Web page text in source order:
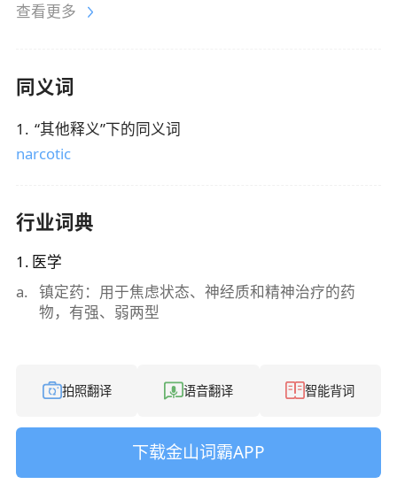
查看更多
同义词
1 . “其他释义”下的同义词
narcotic
行业词典
1 . 医学
a. 镇定药：用于焦虑状态、神经质和精神治疗的药
物，有强、弱两型
拍照翻译 语音翻译 智能背词
下载金山词霸APP